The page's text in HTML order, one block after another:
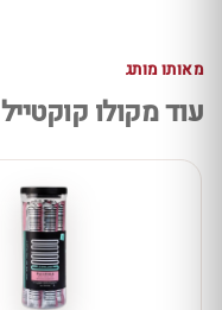
מאותו מותג
עוד מקולו קוקטייל